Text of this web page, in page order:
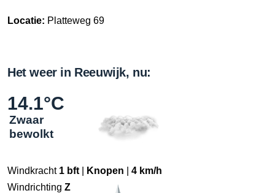
Locatie: Platteweg 69
Het weer in Reeuwijk, nu:
14.1°C
Zwaar
bewolkt
Windkracht 1 bft Knopen
4 km/h
Windrichting Z